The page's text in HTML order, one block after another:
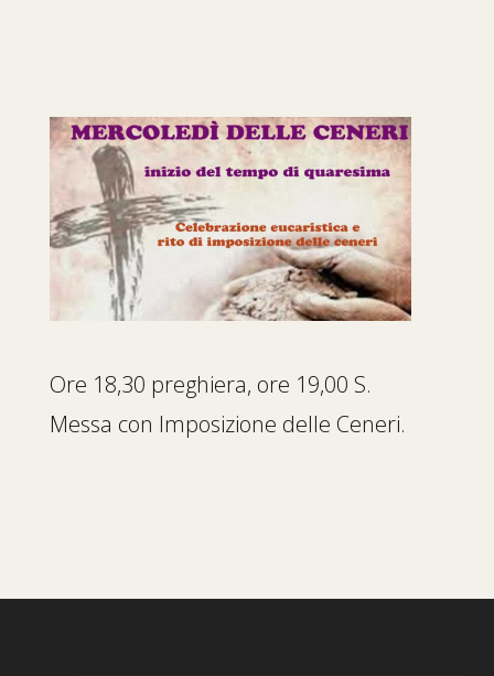
Ore 18,30 preghiera, ore 19,00 S.
Messa con Imposizione delle Ceneri.